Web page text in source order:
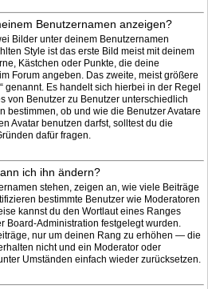
Benutzernamen anzeigen?
Bilder unter deinem Benutzernamen
Style ist das erste Bild meist mit deinem
Kästchen oder Punkte, die deine
Forum angeben. Das zweite, meist größere
genannt. Es handelt sich hierbei in der Regel
von Benutzer zu Benutzer unterschiedlich
bestimmen, ob und wie die Benutzer Avatare
Avatar benutzen darfst, solltest du die
dafür fragen.
ich ihn ändern?
stehen, zeigen an, wie viele Beiträge
bestimmte Benutzer wie Moderatoren
kannst du den Wortlaut eines Ranges
Board-Administration festgelegt wurden.
nur um deinen Rang zu erhöhen — die
nicht und ein Moderator oder
Umständen einfach wieder zurücksetzen.